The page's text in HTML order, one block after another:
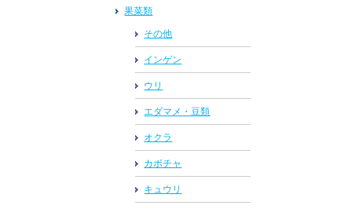
果菜類
その他
インゲン
ウリ
エダマメ・豆類
オクラ
カボチャ
キュウリ